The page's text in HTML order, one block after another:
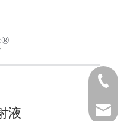
®
液
0592-